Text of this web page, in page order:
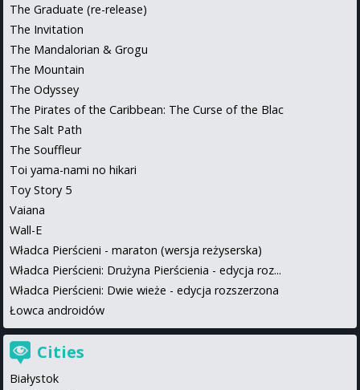
The Graduate (re-release)
The Invitation
The Mandalorian & Grogu
The Mountain
The Odyssey
The Pirates of the Caribbean: The Curse of the Blac
The Salt Path
The Souffleur
Toi yama-nami no hikari
Toy Story 5
Vaiana
Wall-E
Władca Pierścieni - maraton (wersja reżyserska)
Władca Pierścieni: Drużyna Pierścienia - edycja roz...
Władca Pierścieni: Dwie wieże - edycja rozszerzona
Łowca androidów
Cities
Białystok